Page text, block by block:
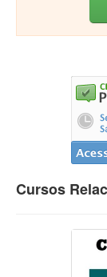
Cursos